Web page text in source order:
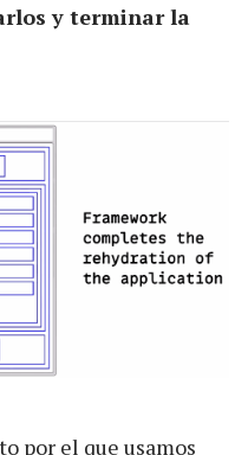
y terminar la
por el que usamos